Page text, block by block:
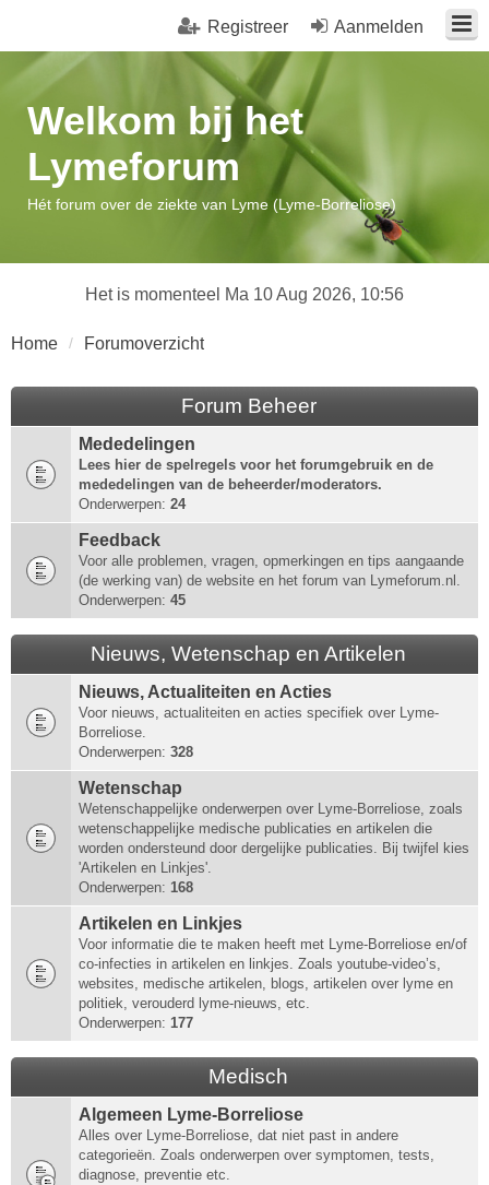
Aanmelden
Registreer
Welkom bij het
Lymeforum
Hét forum over de ziekte van Lyme (Lyme-Borreliose)
Het is momenteel Ma 10 Aug 2026, 10:56
Home Forumoverzicht
Forum Beheer
Mededelingen
Lees hier de spelregels voor het forumgebruik en de
mededelingen van de beheerder/moderators.
Onderwerpen: 24
Feedback
Voor alle problemen, vragen, opmerkingen en tips aangaande
(de werking van) de website en het forum van Lymeforum.nl.
Onderwerpen: 45
Nieuws, Wetenschap en Artikelen
Nieuws, Actualiteiten en Acties
Voor nieuws, actualiteiten en acties specifiek over Lyme-
Borreliose.
Onderwerpen: 328
Wetenschap
Wetenschappelijke onderwerpen over Lyme-Borreliose, zoals
wetenschappelijke medische publicaties en artikelen die
worden ondersteund door dergelijke publicaties. Bij twijfel kies
'Artikelen en Linkjes'.
Onderwerpen: 168
Artikelen en Linkjes
Voor informatie die te maken heeft met Lyme-Borreliose en/of
co-infecties in artikelen en linkjes. Zoals youtube-video’s,
websites, medische artikelen, blogs, artikelen over lyme en
politiek, verouderd lyme-nieuws, etc.
Onderwerpen: 177
Medisch
Algemeen Lyme-Borreliose
Alles over Lyme-Borreliose, dat niet past in andere
categorieën. Zoals onderwerpen over symptomen, tests,
diagnose, preventie etc.